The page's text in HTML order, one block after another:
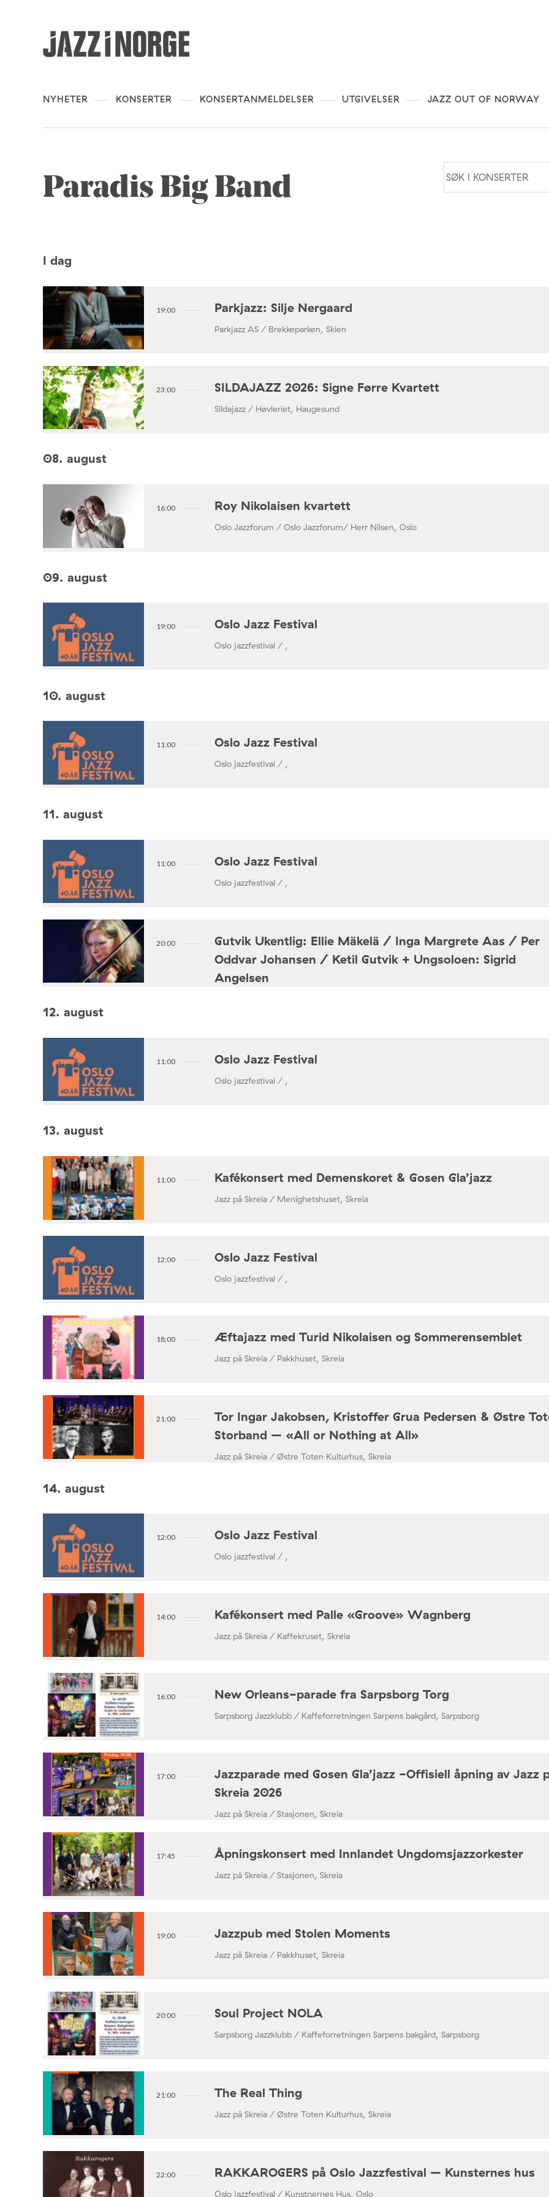
NYHETER KONSERTER KONSERTANMELDELSER UTGIVELSER JAZZ OUT OF NORWAY
Paradis Big Band
I dag
19:00 Parkjazz: Silje Nergaard
Parkjazz AS / Brekkeparken, Skien
23:00 SILDAJAZZ 2026: Signe Førre Kvartett
Sildajazz / Høvleriet, Haugesund
08. august
16:00 Roy Nikolaisen kvartett
Oslo Jazzforum / Oslo Jazzforum/ Herr Nilsen, Oslo
09. august
19:00 Oslo Jazz Festival
Oslo jazzfestival / ,
10. august
11:00 Oslo Jazz Festival
Oslo jazzfestival / ,
11. august
11:00 Oslo Jazz Festival
Oslo jazzfestival / ,
20:00
Gutvik Ukentlig: Ellie Mäkelä / Inga Margrete Aas / Per
Oddvar Johansen / Ketil Gutvik + Ungsoloen: Sigrid
Angelsen
12. august
11:00 Oslo Jazz Festival
Oslo jazzfestival / ,
13. august
11:00 Kafékonsert med Demenskoret & Gosen Gla’jazz
Jazz på Skreia / Menighetshuset, Skreia
12:00 Oslo Jazz Festival
Oslo jazzfestival / ,
18:00 Æftajazz med Turid Nikolaisen og Sommerensemblet
Jazz på Skreia / Pakkhuset, Skreia
21:00
Tor Ingar Jakobsen, Kristoffer Grua Pedersen & Østre
Storband – «All or Nothing at All»
Jazz på Skreia / Østre Toten Kulturhus, Skreia
14. august
12:00 Oslo Jazz Festival
Oslo jazzfestival / ,
14:00 Kafékonsert med Palle «Groove» Wagnberg
Jazz på Skreia / Kaffekruset, Skreia
16:00 New Orleans-parade fra Sarpsborg Torg
Sarpsborg Jazzklubb / Kaffeforretningen Sarpens bakgård, Sarpsborg
17:00
Jazzparade med Gosen Gla’jazz -Offisiell åpning av Jazz
Skreia 2026
Jazz på Skreia / Stasjonen, Skreia
17:45 Åpningskonsert med Innlandet Ungdomsjazzorkester
Jazz på Skreia / Stasjonen, Skreia
19:00 Jazzpub med Stolen Moments
Jazz på Skreia / Pakkhuset, Skreia
20:00 Soul Project NOLA
Sarpsborg Jazzklubb / Kaffeforretningen Sarpens bakgård, Sarpsborg
21:00 The Real Thing
Jazz på Skreia / Østre Toten Kulturhus, Skreia
22:00 RAKKAROGERS på Oslo Jazzfestival – Kunsternes hus
Oslo jazzfestival / Kunstnernes Hus, Oslo